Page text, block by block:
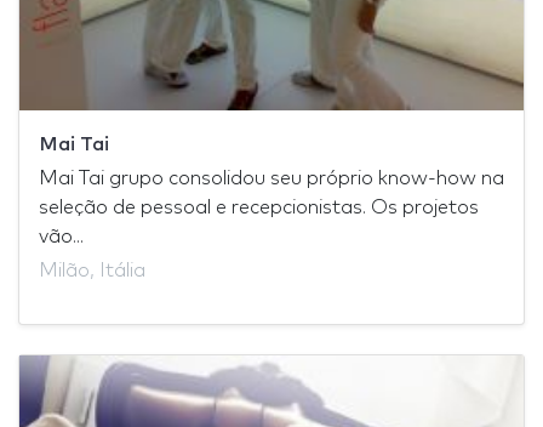
Mai Tai
Mai Tai grupo consolidou seu próprio know-how na
seleção de pessoal e recepcionistas. Os projetos
vão...
Milão, Itália